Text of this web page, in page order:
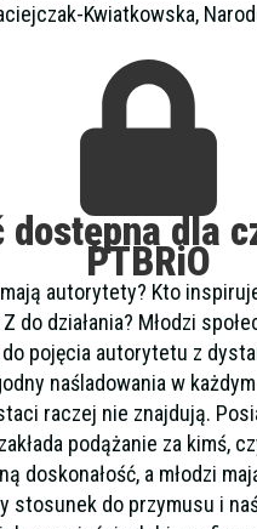
Kwiatkowska,
dostępna dla
PTBRiO
mają autorytety? Kto
do działania? Młodzi
pojęcia autorytetu z
naśladowania w
raczej nie znajdują.
podążanie za kimś,
doskonałość, a młodzi
stosunek do przymusu i